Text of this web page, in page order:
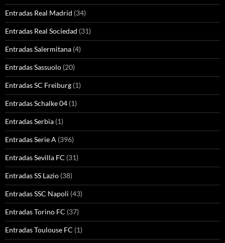
Entradas Real Madrid (34)
Entradas Real Sociedad (31)
Entradas Salermitana (4)
Entradas Sassuolo (20)
Entradas SC Freiburg (1)
Entradas Schalke 04 (1)
Entradas Serbia (1)
Entradas Serie A (396)
Entradas Sevilla FC (31)
Entradas SS Lazio (38)
Entradas SSC Napoli (43)
Entradas Torino FC (37)
Entradas Toulouse FC (1)